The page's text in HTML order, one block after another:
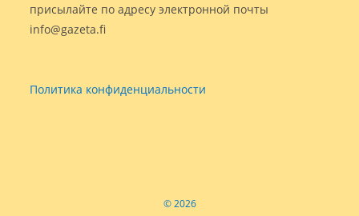
присылайте по адресу электронной почты
info@gazeta.fi
Политика конфиденциальности
© 2026